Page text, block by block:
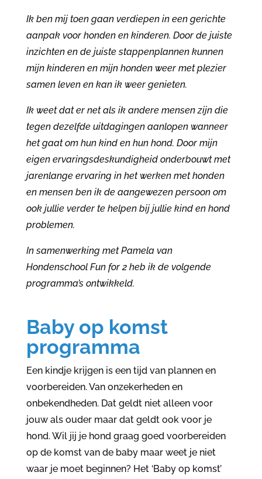
Ik ben mij toen gaan verdiepen in een gerichte
aanpak voor honden en kinderen. Door de juiste
inzichten en de juiste stappenplannen kunnen
mijn kinderen en mijn honden weer met plezier
samen leven en kan ik weer genieten.
Ik weet dat er net als ik andere mensen zijn die
tegen dezelfde uitdagingen aanlopen wanneer
het gaat om hun kind en hun hond. Door mijn
eigen ervaringsdeskundigheid onderbouwt met
jarenlange ervaring in het werken met honden
en mensen ben ik de aangewezen persoon om
ook jullie verder te helpen bij jullie kind en hond
problemen.
In samenwerking met Pamela van
Hondenschool Fun for 2 heb ik de volgende
programma’s ontwikkeld.
Baby op komst
programma
Een kindje krijgen is een tijd van plannen en
voorbereiden. Van onzekerheden en
onbekendheden. Dat geldt niet alleen voor
jouw als ouder maar dat geldt ook voor je
hond. Wil jij je hond graag goed voorbereiden
op de komst van de baby maar weet je niet
waar je moet beginnen? Het ‘Baby op komst’